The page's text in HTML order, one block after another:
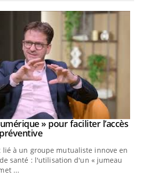
» pour faciliter l’accès
Youtube
lié à un groupe mutualiste innove en
santé : l'utilisation d'un « jumeau
...